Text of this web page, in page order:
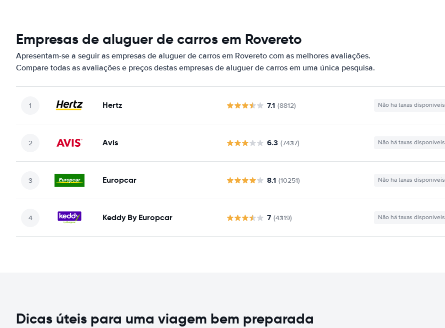
Empresas de aluguer de carros em Rovereto
Apresentam-se a seguir as empresas de aluguer de carros em Rovereto com as melhores avaliações.
Compare todas as avaliações e preços destas empresas de aluguer de carros em uma única pesquisa.
Hertz 7.1 (8812) Não há taxas disponíveis
Avis 6.3 (7437) Não há taxas disponíveis
Europcar 8.1 (10251) Não há taxas disponíveis
Keddy By Europcar 7 (4319) Não há taxas disponíveis
Dicas úteis para uma viagem bem preparada